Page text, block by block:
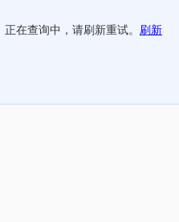
正在查询中，请刷新重试。 刷新